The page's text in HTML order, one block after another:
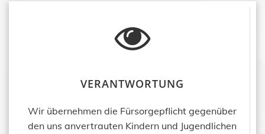
VERANTWORTUNG
Wir übernehmen die Fürsorgepflicht gegenüber
den uns anvertrauten Kindern und Jugendlichen